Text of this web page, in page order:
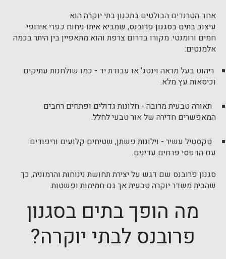
אחד הטרנדים הבולטים בתכנון בתי יוקרה הוא
עיצוב בתים בסגנון פרובנס, שמביא איתו ניחוח כפרי אירופי
חמים ורומנטי. מקורו בדרום צרפת והוא מתאפיין בין היתר בכמה
אלמנטים:
ריהוט בעל מראה וינטג' או עבודת יד - כמו שולחנות עתיקים
וכיסאות עץ מלא.
תאורה טבעית מרובה - חלונות גדולים ופתחים רחבים
המאפשרים חדירה של אור טבעי לחלל.
טקסטיל עשיר - וילונות פשתן, שטיחים קלועים וריפודים
עם הדפסי פרחים עדינים.
סגנון פרובנס שם דגש על יצירת תחושת נינוחות והרמוניה, כך
שהבית משדר יוקרה טבעית אך גם חמימות ופשטות.
מה הופך בתים בסגנון
פרובנס לבתי יוקרה?